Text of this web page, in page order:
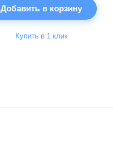
Добавить в корзину
Купить в 1 клик